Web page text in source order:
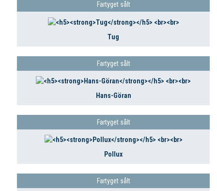
Fartyget sålt
Tug
Fartyget sålt
Hans-Göran
Fartyget sålt
Pollux
Fartyget sålt